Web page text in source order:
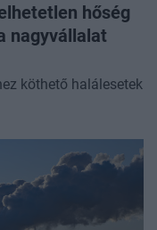
hőség
nagyvállalat
köthető halálesetek